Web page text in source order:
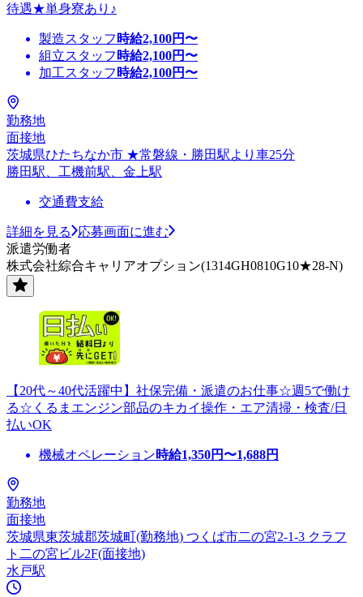
待遇★単身寮あり♪
製造スタッフ 時給2,100円〜
組立スタッフ 時給2,100円〜
加工スタッフ 時給2,100円〜
勤務地
面接地
茨城県ひたちなか市 ★常磐線・勝田駅より車25分
勝田駅、工機前駅、金上駅
交通費支給
詳細を見る
応募画面に進む
派遣労働者
株式会社綜合キャリアオプション(1314GH0810G10★28-N)
【20代～40代活躍中】社保完備・派遣のお仕事☆週5で働け
る☆くるまエンジン部品のキカイ操作・エア清掃・検査/日
払いOK
機械オペレーション時給1,350円〜1,688円
勤務地
面接地
茨城県東茨城郡茨城町(勤務地) つくば市二の宮2-1-3 クラフ
ト二の宮ビル2F(面接地)
水戸駅